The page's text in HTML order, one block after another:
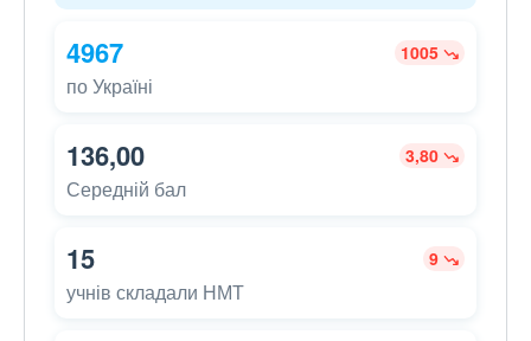
4967 1005
по Україні
136,00 3,80
Середній бал
15 9
учнів складали НМТ